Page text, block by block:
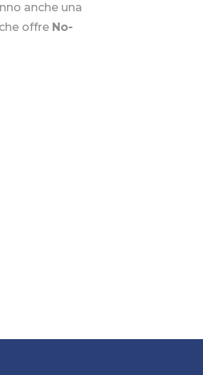
anche una
offre No-